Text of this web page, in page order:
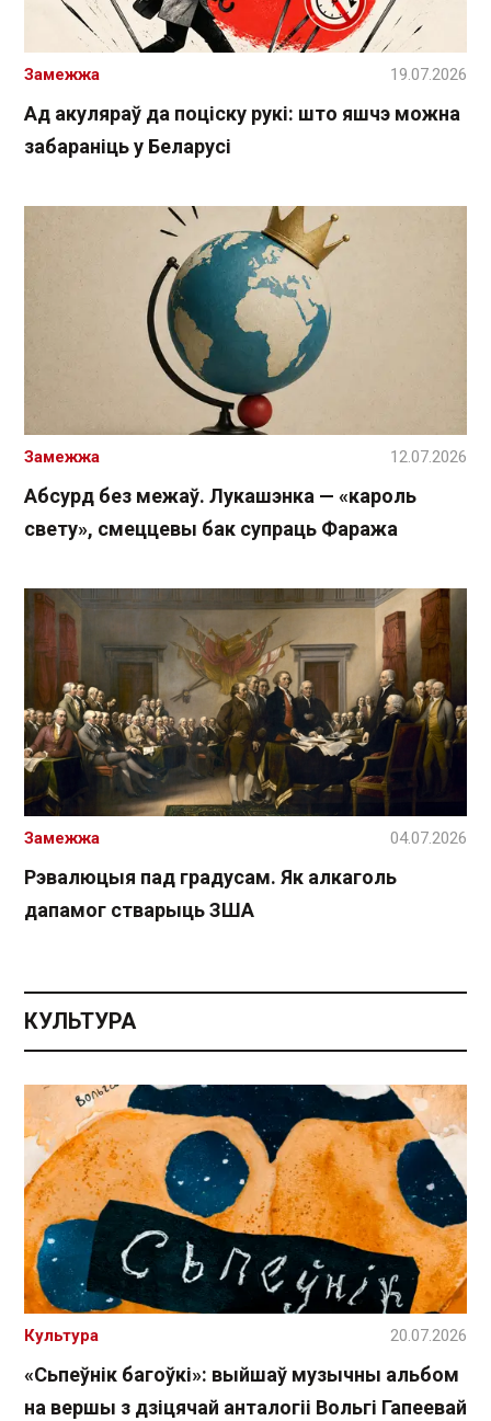
Ад акуляраў да поціску рукі: што яшчэ можна
забараніць у Беларусі
Замежжа 19.07.2026
Абсурд без межаў. Лукашэнка — «кароль
свету», смеццевы бак супраць Фаража
Замежжа 12.07.2026
Рэвалюцыя пад градусам. Як алкаголь
дапамог стварыць ЗША
Замежжа 04.07.2026
КУЛЬТУРА
«Сьпеўнік багоўкі»: выйшаў музычны альбом
на вершы з дзіцячай анталогіі Вольгі Гапеевай
Культура 20.07.2026